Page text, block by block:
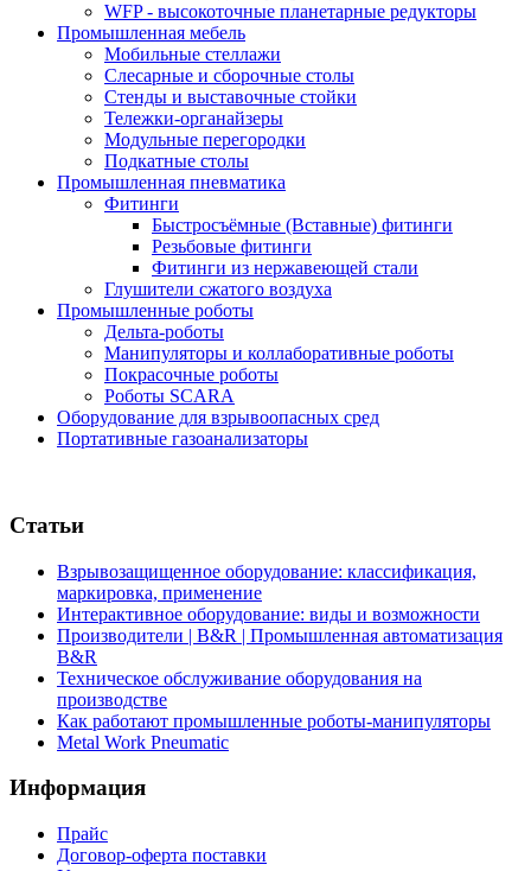
WFP - высокоточные планетарные редукторы
Промышленная мебель
Мобильные стеллажи
Слесарные и сборочные столы
Стенды и выставочные стойки
Тележки-органайзеры
Модульные перегородки
Подкатные столы
Промышленная пневматика
Фитинги
Быстросъёмные (Вставные) фитинги
Резьбовые фитинги
Фитинги из нержавеющей стали
Глушители сжатого воздуха
Промышленные роботы
Дельта-роботы
Манипуляторы и коллаборативные роботы
Покрасочные роботы
Роботы SCARA
Оборудование для взрывоопасных сред
Портативные газоанализаторы
Статьи
Взрывозащищенное оборудование: классификация,
маркировка, применение
Интерактивное оборудование: виды и возможности
Производители | B&R | Промышленная автоматизация
B&R
Техническое обслуживание оборудования на
производстве
Как работают промышленные роботы-манипуляторы
Metal Work Pneumatic
Информация
Прайс
Договор-оферта поставки